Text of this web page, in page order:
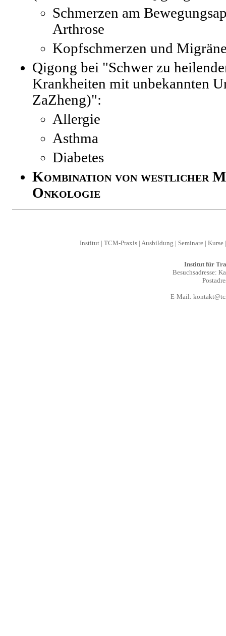
Schmerzen am
Arthrose
Kopfschmerzen und
Qigong bei "Schwer zu
Krankheiten mit unbekannten
ZaZheng)":
Allergie
Asthma
Diabetes
Kombination von westlicher
Onkologie
Institut| TCM-Praxis| Ausbildung | Seminare| Kurse
Institut für
Besuchsadresse:
E-Mail: